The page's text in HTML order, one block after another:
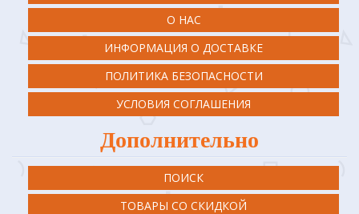
О НАС
ИНФОРМАЦИЯ О ДОСТАВКЕ
ПОЛИТИКА БЕЗОПАСНОСТИ
УСЛОВИЯ СОГЛАШЕНИЯ
Дополнительно
ПОИСК
ТОВАРЫ СО СКИДКОЙ